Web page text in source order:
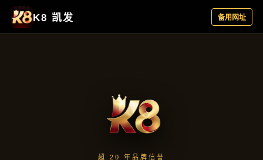
主营产品
首页 主营产品